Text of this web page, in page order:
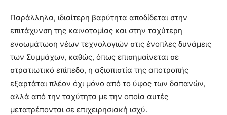
Παράλληλα, ιδιαίτερη βαρύτητα αποδίδεται στην
επιτάχυνση της καινοτομίας και στην ταχύτερη
ενσωμάτωση νέων τεχνολογιών στις ένοπλες δυνάμεις
των Συμμάχων, καθώς, όπως επισημαίνεται σε
στρατιωτικό επίπεδο, η αξιοπιστία της αποτροπής
εξαρτάται πλέον όχι μόνο από το ύψος των δαπανών,
αλλά από την ταχύτητα με την οποία αυτές
μετατρέπονται σε επιχειρησιακή ισχύ.